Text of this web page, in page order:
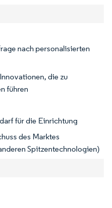
nach personalisierten
die zu
führen
für die Einrichtung
des Marktes
Spitzentechnologien)